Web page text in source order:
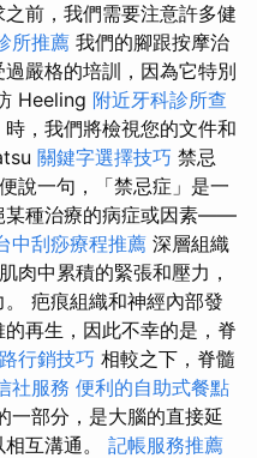
前，我們需要注意許多健
所推薦 我們的腳跟按摩治
嚴格的培訓，因為它特別
Heeling 附近牙科診所查
時，我們將檢視您的文件和
關鍵字選擇技巧 禁忌
說一句，「禁忌症」是一
某種治療的病症或因素——
中刮痧療程推薦 深層組織
肉中累積的緊張和壓力，
疤痕組織和神經內部發
再生，因此不幸的是，脊
行銷技巧 相較之下，脊髓
社服務 便利的自助式餐點
一部分，是大腦的直接延
互溝通。 記帳服務推薦